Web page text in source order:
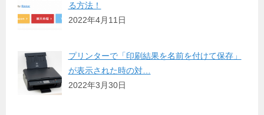
る方法！
2022年4月11日
プリンターで「印刷結果を名前を付けて保存」
が表示された時の対…
2022年3月30日